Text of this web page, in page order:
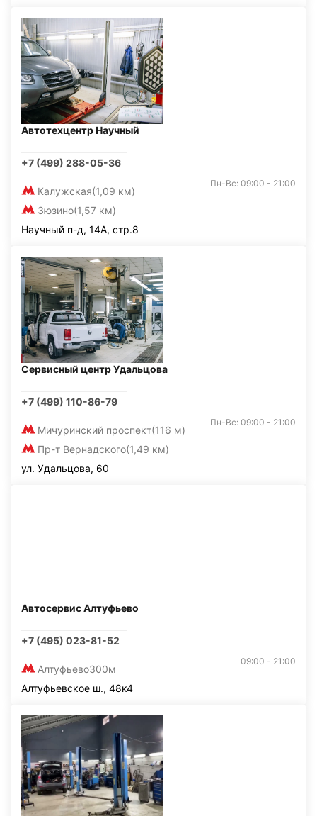
Автотехцентр Научный
+7 (499) 288-05-36
Калужская(1,09 км)
Зюзино(1,57 км)
Пн-Вс: 09:00 - 21:00
Научный п-д, 14А, стр.8
Сервисный центр Удальцова
+7 (499) 110-86-79
Мичуринский проспект(116 м)
Пр-т Вернадского(1,49 км)
Пн-Вс: 09:00 - 21:00
ул. Удальцова, 60
Автосервис Алтуфьево
+7 (495) 023-81-52
Алтуфьево300м
09:00 - 21:00
Алтуфьевское ш., 48к4